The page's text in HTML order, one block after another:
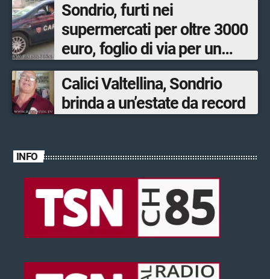
Sondrio, furti nei
supermercati per oltre 3000
euro, foglio di via per un
ventinovenne
Calici Valtellina, Sondrio
brinda a un’estate da record
INFO